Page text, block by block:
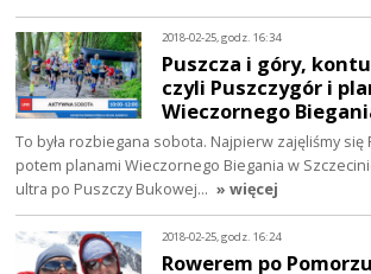
2018-02-25, godz. 16:34
Puszcza i góry,
czyli Puszczygór i
Wieczornego
To była rozbiegana sobota. Najpierw zajęliśmy się
potem planami Wieczornego Biegania w
ultra po Puszczy Bukowej… » więcej
2018-02-25, godz. 16:24
Rowerem po